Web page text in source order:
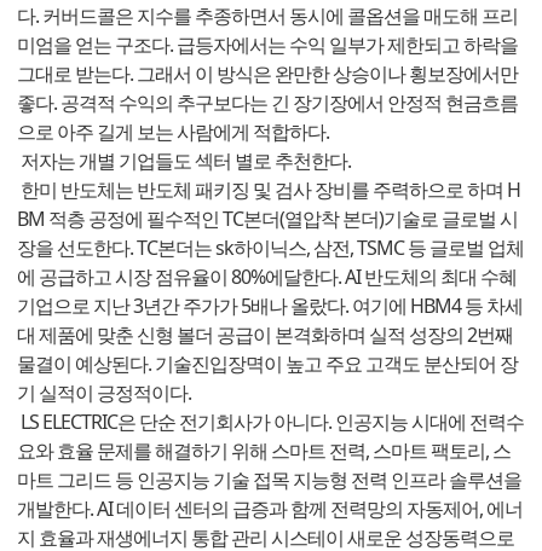
다. 커버드콜은 지수를 추종하면서 동시에 콜옵션을 매도해 프리
미엄을 얻는 구조다. 급등자에서는 수익 일부가 제한되고 하락을
그대로 받는다. 그래서 이 방식은 완만한 상승이나 횡보장에서만
좋다. 공격적 수익의 추구보다는 긴 장기장에서 안정적 현금흐름
으로 아주 길게 보는 사람에게 적합하다.
저자는 개별 기업들도 섹터 별로 추천한다.
한미 반도체는 반도체 패키징 및 검사 장비를 주력하으로 하며 H
BM 적층 공정에 필수적인 TC본더(열압착 본더)기술로 글로벌 시
장을 선도한다. TC본더는 sk하이닉스, 삼전, TSMC 등 글로벌 업체
에 공급하고 시장 점유율이 80%에달한다. AI 반도체의 최대 수혜
기업으로 지난 3년간 주가가 5배나 올랐다. 여기에 HBM4 등 차세
대 제품에 맞춘 신형 볼더 공급이 본격화하며 실적 성장의 2번째
물결이 예상된다. 기술진입장멱이 높고 주요 고객도 분산되어 장
기 실적이 긍정적이다.
LS ELECTRIC은 단순 전기회사가 아니다. 인공지능 시대에 전력수
요와 효율 문제를 해결하기 위해 스마트 전력, 스마트 팩토리, 스
마트 그리드 등 인공지능 기술 접목 지능형 전력 인프라 솔루션을
개발한다. AI 데이터 센터의 급증과 함께 전력망의 자동제어, 에너
지 효율과 재생에너지 통합 관리 시스테이 새로운 성장동력으로